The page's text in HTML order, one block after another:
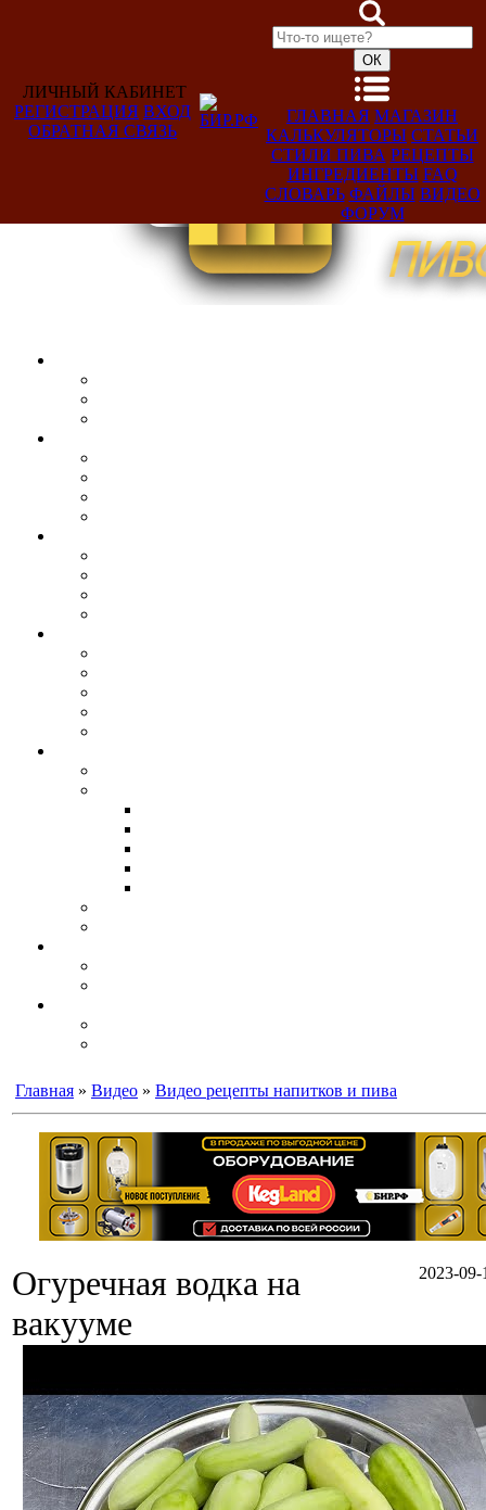
Добро
ЛИЧНЫЙ КАБИНЕТ
РЕГИСТРАЦИЯ ВХОД
ОБРАТНАЯ СВЯЗЬ
ГЛАВНАЯ МАГАЗИН
КАЛЬКУЛЯТОРЫ СТАТЬИ
СТИЛИ ПИВА РЕЦЕПТЫ
ИНГРЕДИЕНТЫ FAQ
СЛОВАРЬ ФАЙЛЫ ВИДЕО
ФОРУМ
Главная » Видео » Видео рецепты напитков и пива
2023-09-
Огуречная водка на
вакууме